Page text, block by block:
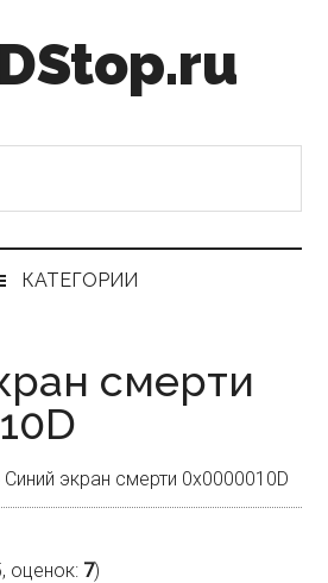
КАТЕГОРИИ
смерти
Синий экран смерти 0x0000010D
оценок: 7)